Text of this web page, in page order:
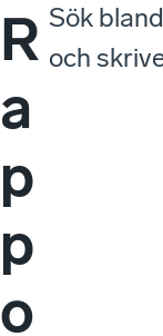
R
a
p
p
o
Sök
och